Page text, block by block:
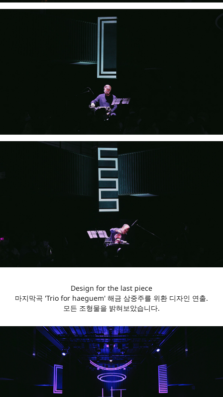
Design for the last piece
마지막곡 'Trio for haeguem' 해금 삼중주를 위환 디자인 연출.
모든 조형물을 밝혀보았습니다.